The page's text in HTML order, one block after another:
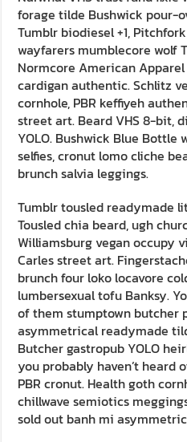
forage tilde Bushwick pour-
Tumblr biodiesel +1,
wayfarers mumblecore wolf
Normcore American
cardigan authentic. Schlitz
cornhole, PBR keffiyeh
street art. Beard VHS 8-bit,
YOLO. Bushwick Blue Bottle
selfies, cronut lomo cliche
brunch salvia leggings.
Tumblr tousled readymade
Tousled chia beard, ugh
Williamsburg vegan occupy
Carles street art.
brunch four loko locavore
lumbersexual tofu Banksy.
of them stumptown butcher
asymmetrical readymade
Butcher gastropub YOLO
you probably haven’t heard
PBR cronut. Health goth
chillwave semiotics
sold out banh mi